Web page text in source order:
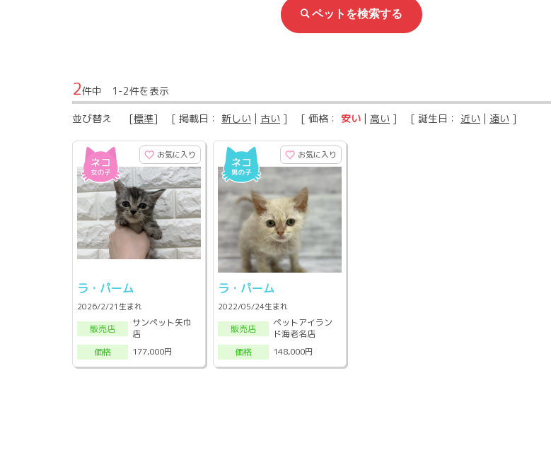
2件中 1-2件を表示
並び替え [標準] [ 掲載日： 新しい | 古い ] [ 価格： 安い | 高い ] [ 誕生日： 近い | 遠い ]
お気に入り
ラ・パーム
2026/2/21生まれ
販売店
サンペット矢巾
店
価格
177,000円
お気に入り
ラ・パーム
2022/05/24生まれ
販売店
ペットアイラン
ド海老名店
価格
148,000円